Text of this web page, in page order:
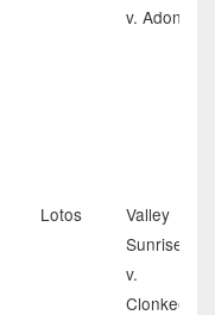
v. Adonis xx
Lotos
Valley
Sunrise
v.
Clonkeehan